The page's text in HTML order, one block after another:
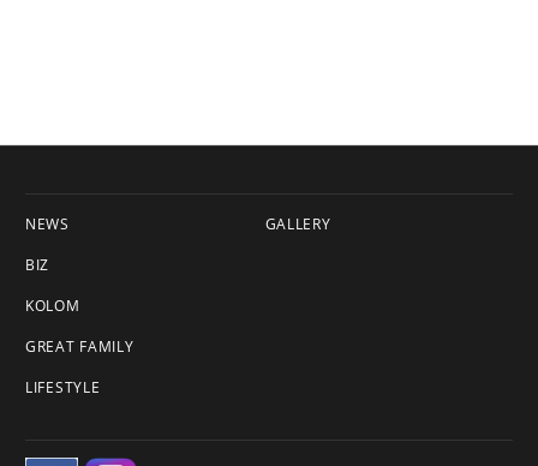
NEWS
BIZ
KOLOM
GREAT FAMILY
LIFESTYLE
GALLERY